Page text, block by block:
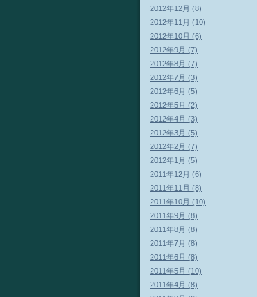
2012年12月 (8)
2012年11月 (10)
2012年10月 (6)
2012年9月 (7)
2012年8月 (7)
2012年7月 (3)
2012年6月 (5)
2012年5月 (2)
2012年4月 (3)
2012年3月 (5)
2012年2月 (7)
2012年1月 (5)
2011年12月 (6)
2011年11月 (8)
2011年10月 (10)
2011年9月 (8)
2011年8月 (8)
2011年7月 (8)
2011年6月 (8)
2011年5月 (10)
2011年4月 (8)